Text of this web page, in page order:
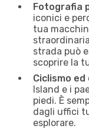
Fotografia
iconici e
tua
strada può
scoprire la
Ciclismo
Island e i
piedi. È
dagli uffici
esplorare.